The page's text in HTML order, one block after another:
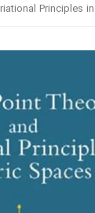
Principles